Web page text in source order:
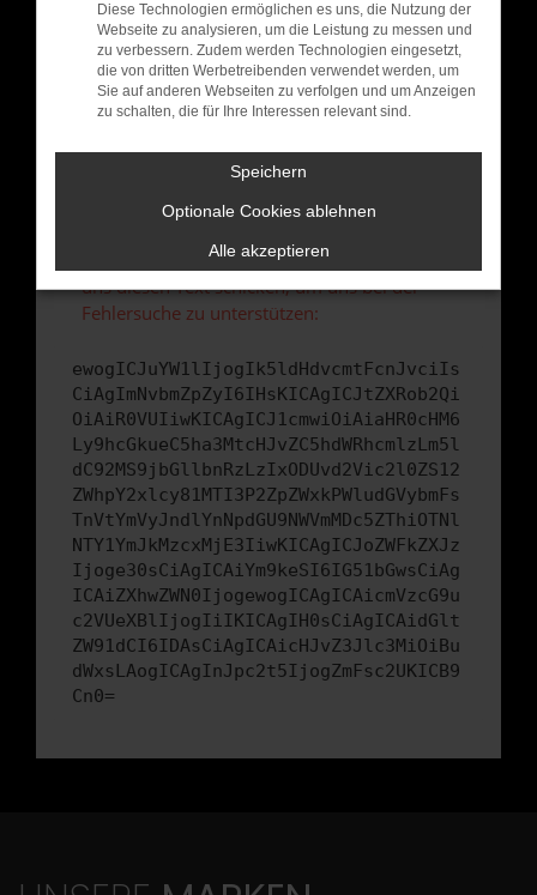
Betriebssystem auf dem neuesten Stand
sind.
Veraltete Software birgt nicht nur ein
Sicherheitsrisiko, sondern kann auch dazu
führen, dass bestimmte Funktionen nicht mehr
Wende dich an den Webseitenbetreiber.
Wenn du alle oben genannten Schritte versucht
versuchen, das Problem zu beheben. Du kannst
uns diesen Text schicken, um uns bei der
Fehlersuche zu unterstützen:
ewogICJuYW1lIjogIk5ldHdvcmtFcnJvciIs
CiAgImNvbmZpZyI6IHsKICAgICJtZXRob2Qi
OiAiR0VUIiwKICAgICJ1cmwiOiAiaHR0cHM6
Ly9hcGkueC5ha3MtcHJvZC5hdWRhcmlzLm5l
dC92MS9jbGllbnRzLzIxODUvd2Vic2l0ZS12
ZWhpY2xlcy81MTI3P2ZpZWxkPWludGVybmFs
TnVtYmVyJndlYnNpdGU9NWVmMDc5ZThiOTNl
NTY1YmJkMzcxMjE3IiwKICAgICJoZWFkZXJz
Ijoge30sCiAgICAiYm9keSI6IG51bGwsCiAg
ICAiZXhwZWN0IjogewogICAgICAicmVzcG9u
c2VUeXBlIjogIiIKICAgIH0sCiAgICAidGlt
ZW91dCI6IDAsCiAgICAicHJvZ3Jlc3MiOiBu
dWxsLAogICAgInJpc2t5IjogZmFsc2UKICB9
Cn0=
Diese Technologien ermöglichen es uns, die Nutzung der
Webseite zu analysieren, um die Leistung zu messen und
zu verbessern. Zudem werden Technologien eingesetzt,
die von dritten Werbetreibenden verwendet werden, um
Sie auf anderen Webseiten zu verfolgen und um Anzeigen
zu schalten, die für Ihre Interessen relevant sind.
Speichern
Optionale Cookies ablehnen
Alle akzeptieren